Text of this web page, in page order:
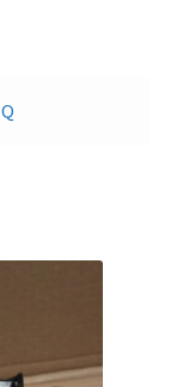
Q